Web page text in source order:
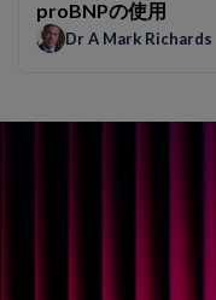
proBNPの使用
Dr A Mark Richards